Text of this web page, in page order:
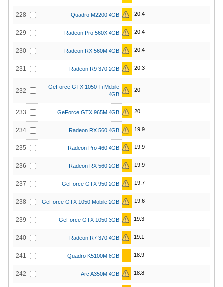
228 Quadro M2200 4GB 20.4
229 Radeon Pro 560X 4GB 20.4
230 Radeon RX 560M 4GB 20.4
231 Radeon R9 370 2GB 20.3
232
GeForce GTX 1050 Ti Mobile
4GB
20
233 GeForce GTX 965M 4GB 20
234 Radeon RX 560 4GB 19.9
235 Radeon Pro 460 4GB 19.9
236 Radeon RX 560 2GB 19.9
237 GeForce GTX 950 2GB 19.7
238 GeForce GTX 1050 Mobile 2GB 19.6
239 GeForce GTX 1050 3GB 19.3
240 Radeon R7 370 4GB 19.1
241 Quadro K5100M 8GB 18.9
242 Arc A350M 4GB 18.8